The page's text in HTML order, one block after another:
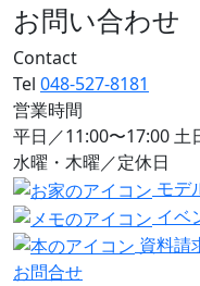
お問い合わせ
Contact
Tel 048-527-8181
営業時間
平日／11:00〜17:00 土
水曜・木曜／定休日
モデ
イベ
資料請
お問合せ